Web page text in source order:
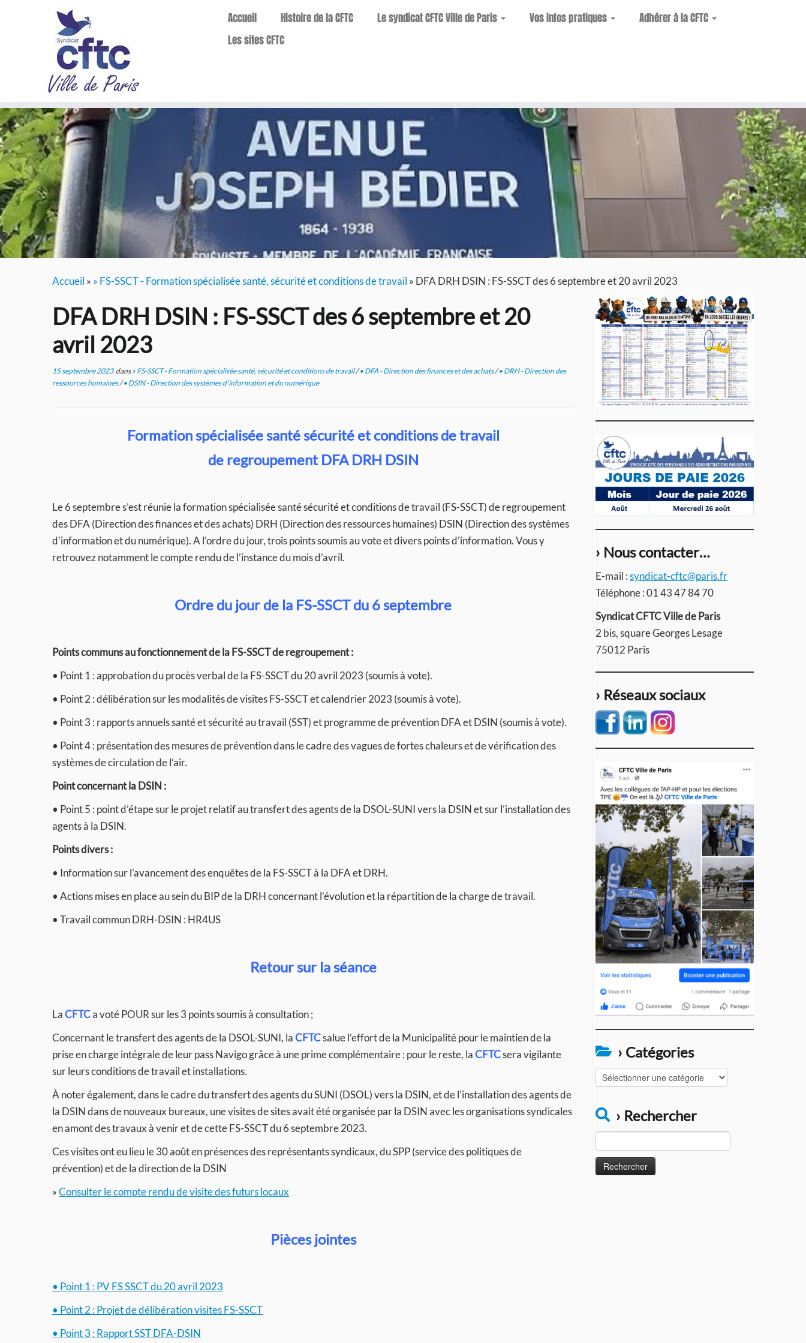
Passer
au
contenu
Accueil Histoire de la CFTC Le syndicat CFTC Ville de Paris Vos infos pratiques
Adhérer à la CFTC
Les sites CFTC
Accueil » » FS-SSCT - Formation spécialisée santé, sécurité et conditions de travail » DFA DRH DSIN : FS-SSCT des 6 septembre et 20 avril 2023
DFA DRH DSIN : FS-SSCT des 6 septembre et 20
avril 2023
15 septembre 2023dans» FS-SSCT - Formation spécialisée santé, sécurité et conditions de travail/• DFA - Direction des finances et des achats/• DRH - Direction des
ressources humaines/• DSIN - Direction des systèmes d'information et du numérique
Formation spécialisée santé sécurité et conditions de travail
de regroupement DFA DRH DSIN
Le 6 septembre s’est réunie la formation spécialisée santé sécurité et conditions de travail (FS-SSCT) de regroupement
des DFA (Direction des finances et des achats) DRH (Direction des ressources humaines) DSIN (Direction des systèmes
d’information et du numérique). A l’ordre du jour, trois points soumis au vote et divers points d’information. Vous y
retrouvez notamment le compte rendu de l’instance du mois d’avril.
Ordre du jour de la FS-SSCT du 6 septembre
Points communs au fonctionnement de la FS-SSCT de regroupement :
• Point 1 : approbation du procès verbal de la FS-SSCT du 20 avril 2023 (soumis à vote).
• Point 2 : délibération sur les modalités de visites FS-SSCT et calendrier 2023 (soumis à vote).
• Point 3 : rapports annuels santé et sécurité au travail (SST) et programme de prévention DFA et DSIN (soumis à vote).
• Point 4 : présentation des mesures de prévention dans le cadre des vagues de fortes chaleurs et de vérification des
systèmes de circulation de l’air.
Point concernant la DSIN :
• Point 5 : point d’étape sur le projet relatif au transfert des agents de la DSOL-SUNI vers la DSIN et sur l’installation des
agents à la DSIN.
Points divers :
• Information sur l’avancement des enquêtes de la FS-SSCT à la DFA et DRH.
• Actions mises en place au sein du BIP de la DRH concernant l’évolution et la répartition de la charge de travail.
• Travail commun DRH-DSIN : HR4US
Retour sur la séance
LaCFTCa voté POUR sur les 3 points soumis à consultation ;
Concernant le transfert des agents de la DSOL-SUNI, laCFTCsalue l’effort de la Municipalité pour le maintien de la
prise en charge intégrale de leur pass Navigo grâce à une prime complémentaire ; pour le reste, laCFTCsera vigilante
sur leurs conditions de travail et installations.
À noter également, dans le cadre du transfert des agents du SUNI (DSOL) vers la DSIN, et de l’installation des agents de
la DSIN dans de nouveaux bureaux, une visites de sites avait été organisée par la DSIN avec les organisations syndicales
en amont des travaux à venir et de cette FS-SSCT du 6 septembre 2023.
Ces visites ont eu lieu le 30 août en présences des représentants syndicaux, du SPP (service des politiques de
prévention) et de la direction de la DSIN
»Consulter le compte rendu de visite des futurs locaux
Pièces jointes
• Point 1 : PV FS SSCT du 20 avril 2023
• Point 2 : Projet de délibération visites FS-SSCT
• Point 3 : Rapport SST DFA-DSIN
› Nous contacter…
E-mail :syndicat-cftc@paris.fr
Téléphone : 01 43 47 84 70
Syndicat CFTC Ville de Paris
2 bis, square Georges Lesage
75012 Paris
› Réseaux sociaux
› Catégories
Catégories
› Rechercher